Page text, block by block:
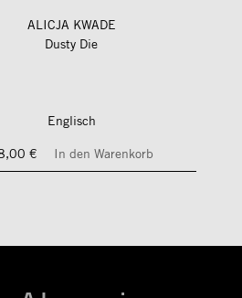
ALICJA KWADE
Dusty Die
Englisch
€
In den Warenkorb